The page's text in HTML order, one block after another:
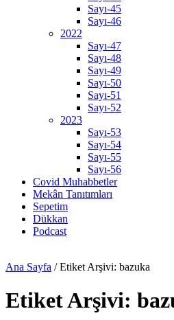
Sayı-45
Sayı-46
2022
Sayı-47
Sayı-48
Sayı-49
Sayı-50
Sayı-51
Sayı-52
2023
Sayı-53
Sayı-54
Sayı-55
Sayı-56
Covid Muhabbetler
Mekân Tanıtımları
Sepetim
Dükkan
Podcast
Ana Sayfa / Etiket Arşivi: bazuka
Etiket Arşivi: